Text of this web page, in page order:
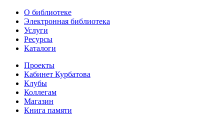
О библиотеке
Электронная библиотека
Услуги
Ресурсы
Каталоги
Проекты
Кабинет Курбатова
Клубы
Коллегам
Магазин
Книга памяти